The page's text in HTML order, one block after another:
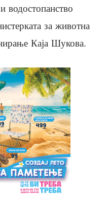
водостопанство
за животна
Каја Шукова.